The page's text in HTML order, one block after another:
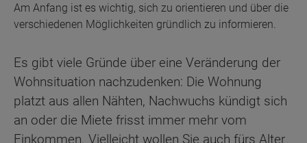
Am Anfang ist es wichtig, sich zu orientieren und über die
verschiedenen Möglichkeiten gründlich zu informieren.
Es gibt viele Gründe über eine Veränderung der
Wohnsituation nachzudenken: Die Wohnung
platzt aus allen Nähten, Nachwuchs kündigt sich
an oder die Miete frisst immer mehr vom
Einkommen. Vielleicht wollen Sie auch fürs Alter